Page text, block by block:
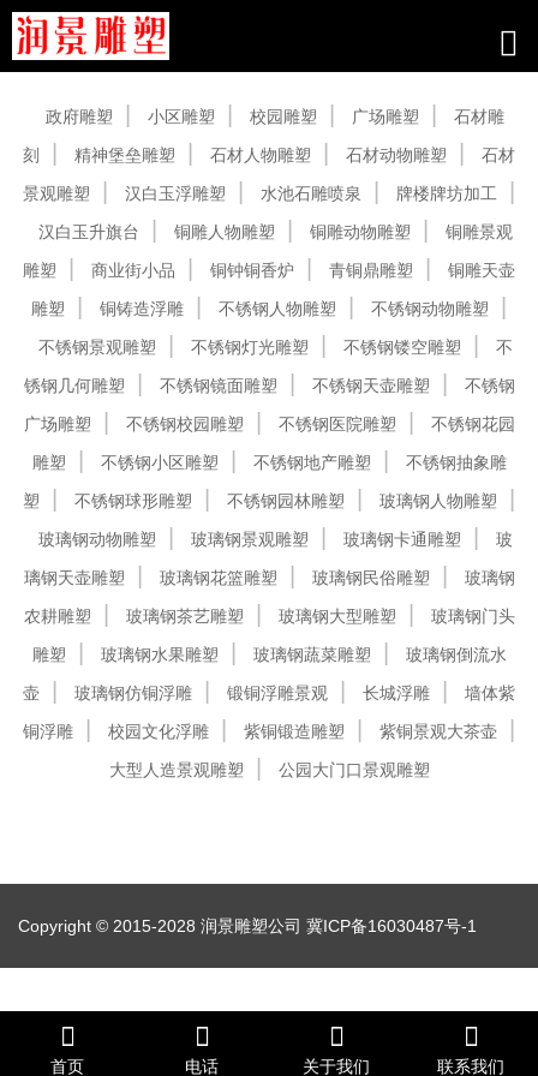
政府雕塑 小区雕塑 校园雕塑 广场雕塑
石材雕
刻
精神堡垒雕塑 石材人物雕塑 石材动物雕塑
石材
景观雕塑
汉白玉浮雕塑 水池石雕喷泉
牌楼牌坊加工
汉白玉升旗台
铜雕人物雕塑 铜雕动物雕塑
铜雕景观
雕塑
商业街小品 铜钟铜香炉 青铜鼎雕塑
铜雕天壶
雕塑
铜铸造浮雕 不锈钢人物雕塑
不锈钢动物雕塑
不锈钢景观雕塑
不锈钢灯光雕塑 不锈钢镂空雕塑
不
锈钢几何雕塑
不锈钢镜面雕塑 不锈钢天壶雕塑
不锈钢
广场雕塑
不锈钢校园雕塑 不锈钢医院雕塑
不锈钢花园
雕塑
不锈钢小区雕塑 不锈钢地产雕塑
不锈钢抽象雕
塑
不锈钢球形雕塑 不锈钢园林雕塑
玻璃钢人物雕塑
玻璃钢动物雕塑
玻璃钢景观雕塑 玻璃钢卡通雕塑
玻
璃钢天壶雕塑
玻璃钢花篮雕塑 玻璃钢民俗雕塑
玻璃钢
农耕雕塑
玻璃钢茶艺雕塑 玻璃钢大型雕塑
玻璃钢门头
雕塑
玻璃钢水果雕塑 玻璃钢蔬菜雕塑
玻璃钢倒流水
壶
玻璃钢仿铜浮雕 锻铜浮雕景观 长城浮雕
墙体紫
铜浮雕
校园文化浮雕 紫铜锻造雕塑
紫铜景观大茶壶
大型人造景观雕塑
公园大门口景观雕塑
Copyright © 2015-2028 润景雕塑公司 冀ICP备16030487号-1
首页 电话 关于我们 联系我们